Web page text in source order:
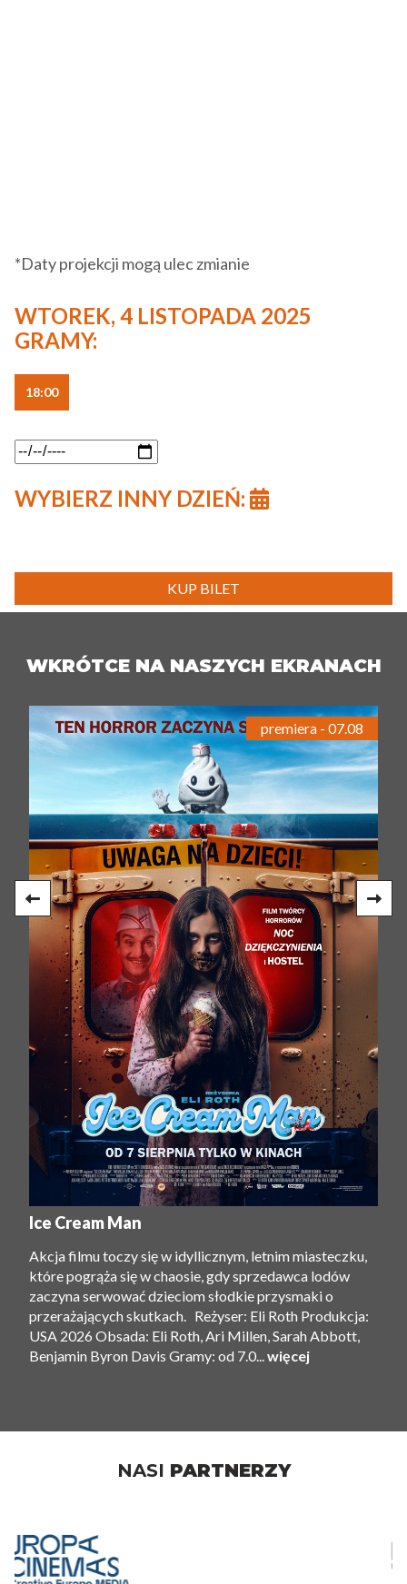
*Daty projekcji mogą ulec zmianie
WTOREK, 4 LISTOPADA 2025
GRAMY:
18:00
WYBIERZ INNY DZIEŃ:
KUP BILET
WKRÓTCE NA NASZYCH EKRANACH
Ice Cream Man
Akcja filmu toczy się w idyllicznym, letnim miasteczku,
które pogrąża się w chaosie, gdy sprzedawca lodów
zaczyna serwować dzieciom słodkie przysmaki o
przerażających skutkach. Reżyser: Eli Roth Produkcja:
USA 2026 Obsada: Eli Roth, Ari Millen, Sarah Abbott,
Benjamin Byron Davis Gramy: od 7.0... więcej
premiera - 07.08
NASI PARTNERZY